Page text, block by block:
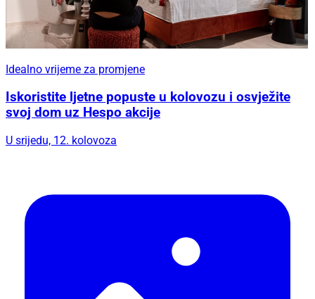
Idealno vrijeme za promjene
Iskoristite ljetne popuste u kolovozu i osvježite
svoj dom uz Hespo akcije
U srijedu, 12. kolovoza